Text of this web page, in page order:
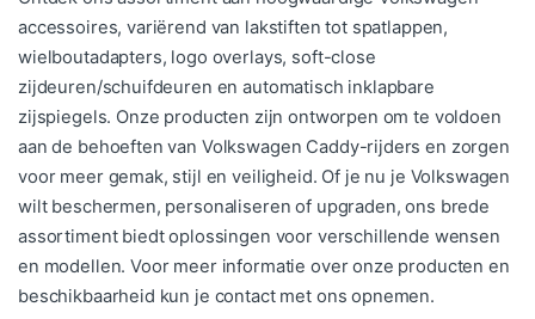
accessoires, variërend van lakstiften tot spatlappen,
wielboutadapters, logo overlays, soft-close
zijdeuren/schuifdeuren en automatisch inklapbare
zijspiegels. Onze producten zijn ontworpen om te voldoen
aan de behoeften van Volkswagen Caddy-rijders en zorgen
voor meer gemak, stijl en veiligheid. Of je nu je Volkswagen
wilt beschermen, personaliseren of upgraden, ons brede
assortiment biedt oplossingen voor verschillende wensen
en modellen. Voor meer informatie over onze producten en
beschikbaarheid kun je contact met ons opnemen.